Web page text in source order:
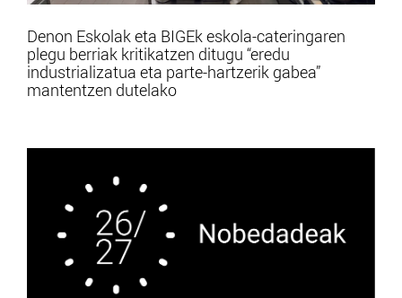
Denon Eskolak eta BIGEk eskola-cateringaren
plegu berriak kritikatzen ditugu “eredu
industrializatua eta parte-hartzerik gabea”
mantentzen dutelako